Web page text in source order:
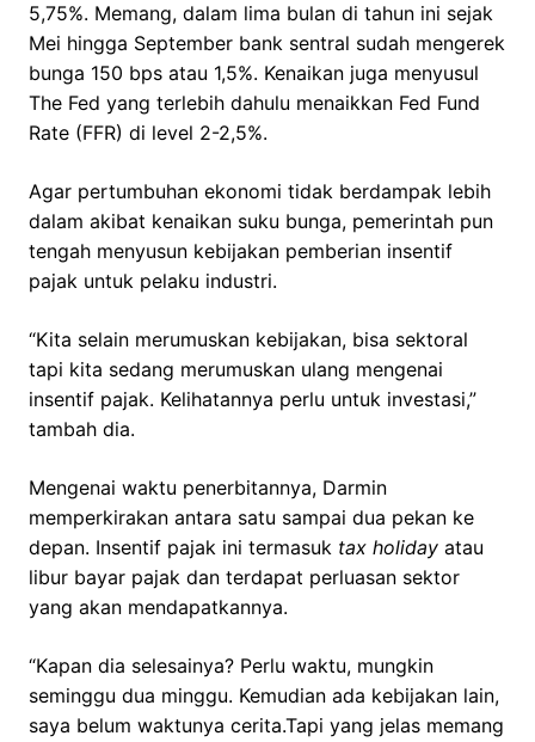
5,75%. Memang, dalam lima bulan di tahun ini sejak
Mei hingga September bank sentral sudah mengerek
bunga 150 bps atau 1,5%. Kenaikan juga menyusul
The Fed yang terlebih dahulu menaikkan Fed Fund
Rate (FFR) di level 2-2,5%.
Agar pertumbuhan ekonomi tidak berdampak lebih
dalam akibat kenaikan suku bunga, pemerintah pun
tengah menyusun kebijakan pemberian insentif
pajak untuk pelaku industri.
“Kita selain merumuskan kebijakan, bisa sektoral
tapi kita sedang merumuskan ulang mengenai
insentif pajak. Kelihatannya perlu untuk investasi,”
tambah dia.
Mengenai waktu penerbitannya, Darmin
memperkirakan antara satu sampai dua pekan ke
depan. Insentif pajak ini termasuk tax holiday atau
libur bayar pajak dan terdapat perluasan sektor
yang akan mendapatkannya.
“Kapan dia selesainya? Perlu waktu, mungkin
seminggu dua minggu. Kemudian ada kebijakan lain,
saya belum waktunya cerita.Tapi yang jelas memang